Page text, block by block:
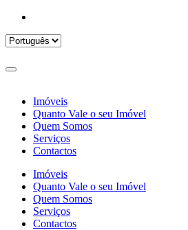
Imóveis
Quanto Vale o seu Imóvel
Quem Somos
Serviços
Contactos
Imóveis
Quanto Vale o seu Imóvel
Quem Somos
Serviços
Contactos